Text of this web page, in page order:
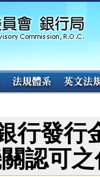
行發行
認可